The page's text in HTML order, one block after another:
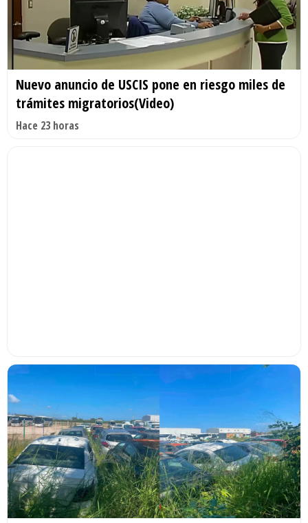
Nuevo anuncio de USCIS pone en riesgo miles de
trámites migratorios(Video)
Hace 23 horas